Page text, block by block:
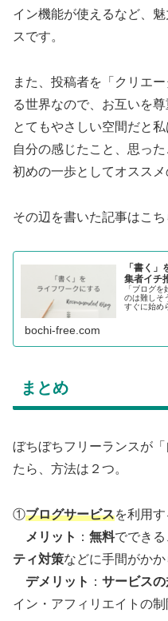
イン機能が使えるなど、
スです。
また、投稿者を「クリエ
る世界なので、お互いを
とてもやさしい空間だと私
自分の感じたこと、思っ
初めの一歩としてオススメ
その辺を書いた記事はこち
「書く
集者イチ
「ブログ
のは難しそ
すぐに始め
も視野に
スを、出
bochi-free.com
まとめ
ぼちぼちフリーランスが
たら、方法は２つ。
①ブログサービスを利用す
メリット ： 無料でできる
ティ対策などに手間がか
デメリット ： サービス
イン・アフィリエイトの制